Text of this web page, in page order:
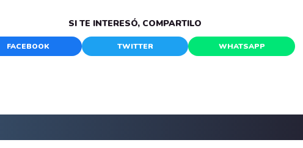
SI TE INTERESÓ, COMPARTILO
FACEBOOK TWITTER WHATSAPP